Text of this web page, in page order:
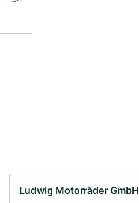
Ludwig Motorräder GmbH